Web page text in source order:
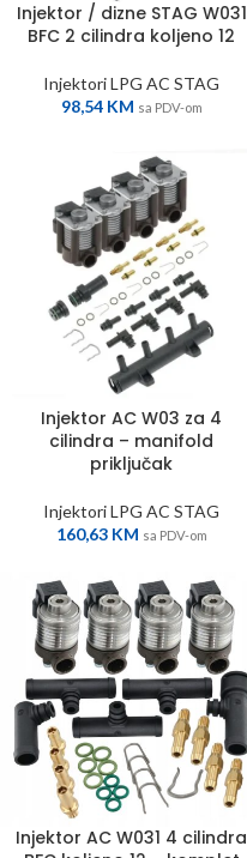
Injektor / dizne STAG W031
BFC 2 cilindra koljeno 12
Injektori LPG AC STAG
98,54 KM sa PDV-om
Injektor AC W03 za 4
cilindra – manifold
priključak
Injektori LPG AC STAG
160,63 KM sa PDV-om
Injektor AC W031 4 cilindra